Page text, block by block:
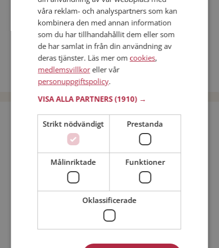
Fler singlar
Fler singelmän från Nybro:timmpan100, NT,Moheda
Kvinnor från Nybro
Dejta kvinnor i Sverige
Dejta män i Sverige
Bli medlem utan kostnad!
Min ålder:
våra reklam- och analyspartners som kan
kombinera den med annan information
som du har tillhandahållit dem eller som
de har samlat in från din användning av
deras tjänster. Läs mer om cookies,
medlemsvillkoreller vår
personuppgiftspolicy.
VISA ALLA PARTNERS(1910) →
Strikt nödvändigt Prestanda
Målinriktade Funktioner
Oklassificerade